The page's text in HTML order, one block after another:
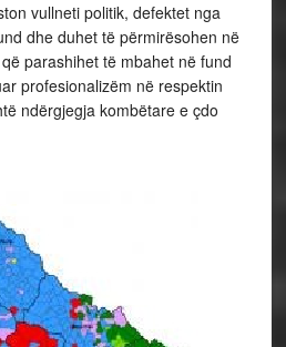
vullneti politik, defektet nga
dhe duhet të përmirësohen në
parashihet të mbahet në fund
profesionalizëm në respektin
ndërgjegja kombëtare e çdo